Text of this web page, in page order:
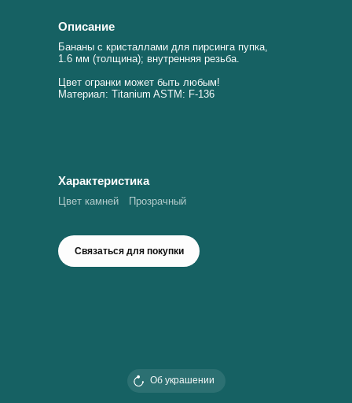
Связаться для покупки
Описание
Характеристика
Бананы с кристаллами для пирсинга пупка,
1.6 мм (толщина); внутренняя резьба.
Цвет огранки может быть любым!
Материал: Titanium ASTM: F-136
Прозрачный
Цвет камней
Об украшении